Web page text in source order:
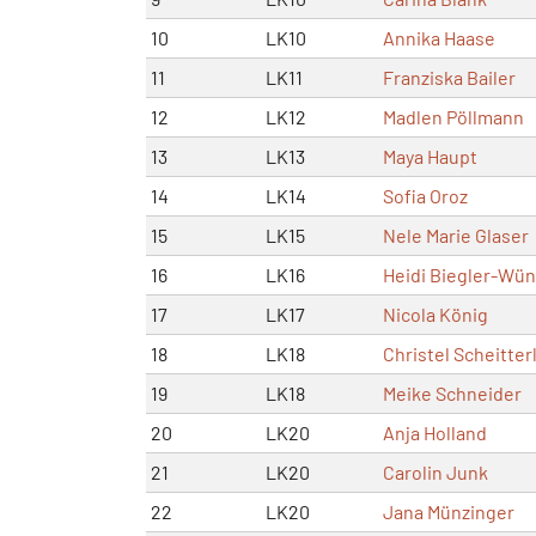
10
LK10 Annika Haase
11
LK11 Franziska Bailer
12
LK12 Madlen Pöllmann
13
LK13 Maya Haupt
14
LK14 Sofia Oroz
15
LK15 Nele Marie Glaser
16
LK16 Heidi Biegler-
17
LK17 Nicola König
18
LK18 Christel
19
LK18 Meike Schneider
20
LK20 Anja Holland
21
LK20 Carolin Junk
22
LK20 Jana Münzinger